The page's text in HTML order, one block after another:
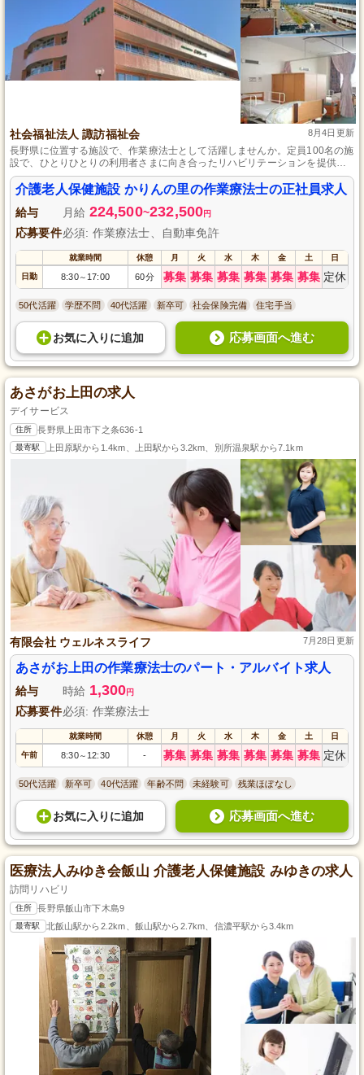
社会福祉法人 諏訪福祉会 8月4日更新
長野県に位置する施設で、作業療法士として活躍しませんか。定員100名の施
設で、ひとりひとりの利用者さまに向き合ったリハビリテーションを提供し
ています。資格と実務経験を活かし、ご自宅への復帰を支援するやりがいの
あるお仕事です。年1回の昇給や年2回の賞与ありで、頑張りがしっかりと評
価される環境で働けます。
介護老人保健施設 かりんの里の作業療法士の正社員求人
給与 月給 224,500~232,500円
応募要件必須: 作業療法士、自動車免許
就業時間 休憩 月 火 水 木 金 土 日
日勤 8:30～ 17:00 60分 募集 募集 募集 募集 募集 募集 定休
50代活躍 学歴不問 40代活躍 新卒可 社会保険完備 住宅手当
お気に入り に追加 応募画面へ進む
あさがお上田の求人
デイサービス
住所 長野県上田市下之条636-1
最寄駅 上田原駅から1.4km、上田駅から3.2km、別所温泉駅から7.1km
有限会社 ウェルネスライフ 7月28日更新
あさがお上田の作業療法士のパート・アルバイト求人
給与 時給 1,300円
応募要件必須: 作業療法士
就業時間 休憩 月 火 水 木 金 土 日
午前 8:30～ 12:30 - 募集 募集 募集 募集 募集 募集 定休
50代活躍 新卒可 40代活躍 年齢不問 未経験可 残業ほぼなし
お気に入り に追加 応募画面へ進む
医療法人みゆき会飯山 介護老人保健施設 みゆきの求人
訪問リハビリ
住所 長野県飯山市下木島9
最寄駅 北飯山駅から2.2km、飯山駅から2.7km、信濃平駅から3.4km